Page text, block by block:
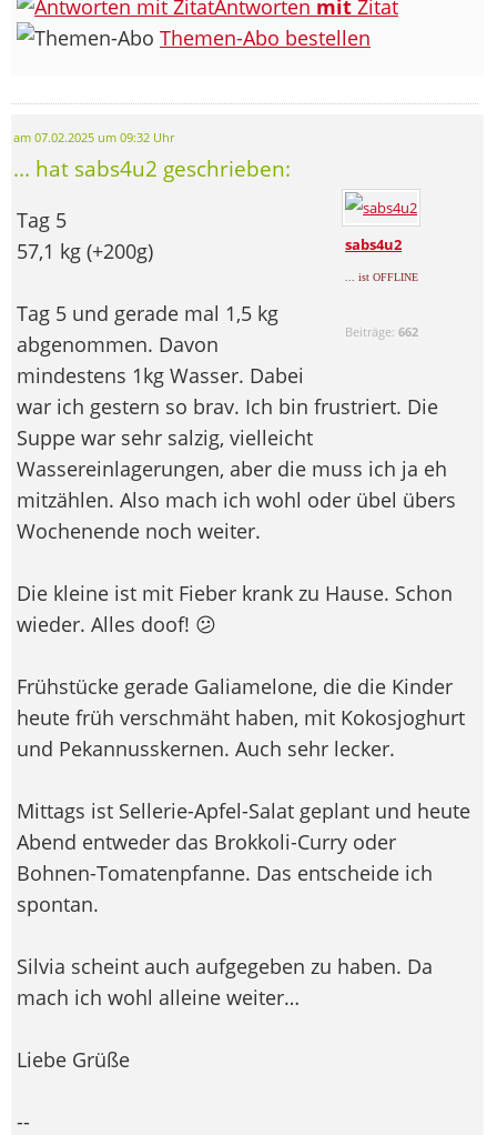
Antworten mit Zitat
Themen-Abo bestellen
am 07.02.2025 um 09:32 Uhr
... hat sabs4u2 geschrieben:
sabs4u2
... ist OFFLINE
Beiträge:662
Tag 5
57,1 kg (+200g)
Tag 5 und gerade mal 1,5 kg
abgenommen. Davon
mindestens 1kg Wasser. Dabei
war ich gestern so brav. Ich bin frustriert. Die
Suppe war sehr salzig, vielleicht
Wassereinlagerungen, aber die muss ich ja eh
mitzählen. Also mach ich wohl oder übel übers
Wochenende noch weiter.
Die kleine ist mit Fieber krank zu Hause. Schon
wieder. Alles doof! 😕
Frühstücke gerade Galiamelone, die die Kinder
heute früh verschmäht haben, mit Kokosjoghurt
und Pekannusskernen. Auch sehr lecker.
Mittags ist Sellerie-Apfel-Salat geplant und heute
Abend entweder das Brokkoli-Curry oder
Bohnen-Tomatenpfanne. Das entscheide ich
spontan.
Silvia scheint auch aufgegeben zu haben. Da
mach ich wohl alleine weiter…
Liebe Grüße
--